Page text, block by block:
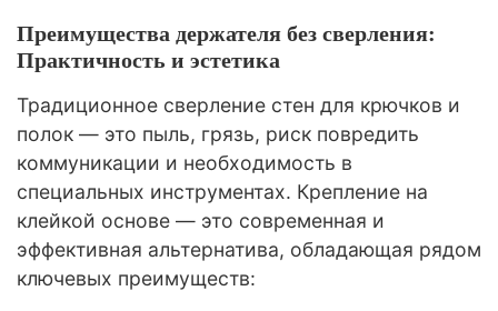
Преимущества держателя без сверления:
Практичность и эстетика
Традиционное сверление стен для крючков и
полок — это пыль, грязь, риск повредить
коммуникации и необходимость в
специальных инструментах. Крепление на
клейкой основе — это современная и
эффективная альтернатива, обладающая рядом
ключевых преимуществ: